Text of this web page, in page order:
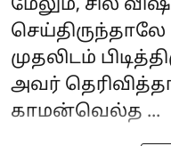
மேலும், சில
முதலிடம்
அவர்
காமன்வெல்த ...